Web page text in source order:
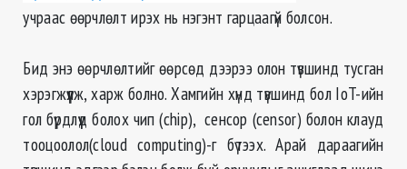
учраас өөрчлөлт ирэх нь нэгэнт гарцаагүй болсон.
Бид энэ өөрчлөлтийг өөрсөд дээрээ олон түвшинд тусган
хэрэгжүүлж, харж болно. Хамгийн хүнд түвшинд бол IoT-ийн
гол бүрдлүүд болох чип (chip), сенсор (censor) болон клауд
тооцоолол(cloud computing)-г бүтээх. Арай дараагийн